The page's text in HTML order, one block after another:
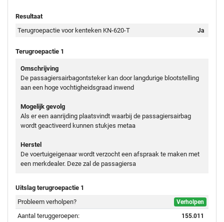
Resultaat
Terugroepactie voor kenteken KN-620-T
Ja
Terugroepactie 1
Omschrijving
De passagiersairbagontsteker kan door langdurige blootstelling
aan een hoge vochtigheidsgraad inwend
Mogelijk gevolg
Als er een aanrijding plaatsvindt waarbij de passagiersairbag
wordt geactiveerd kunnen stukjes metaa
Herstel
De voertuigeigenaar wordt verzocht een afspraak te maken met
een merkdealer. Deze zal de passagiersa
Uitslag terugroepactie 1
Probleem verholpen?
Verholpen
Aantal teruggeroepen: 155.011